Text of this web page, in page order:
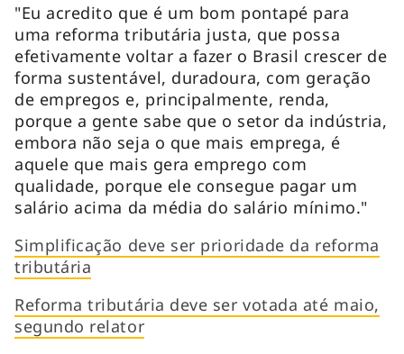
"Eu acredito que é um bom pontapé para
uma reforma tributária justa, que possa
efetivamente voltar a fazer o Brasil crescer de
forma sustentável, duradoura, com geração
de empregos e, principalmente, renda,
porque a gente sabe que o setor da indústria,
embora não seja o que mais emprega, é
aquele que mais gera emprego com
qualidade, porque ele consegue pagar um
salário acima da média do salário mínimo."
Simplificação deve ser prioridade da reforma
tributária
Reforma tributária deve ser votada até maio,
segundo relator